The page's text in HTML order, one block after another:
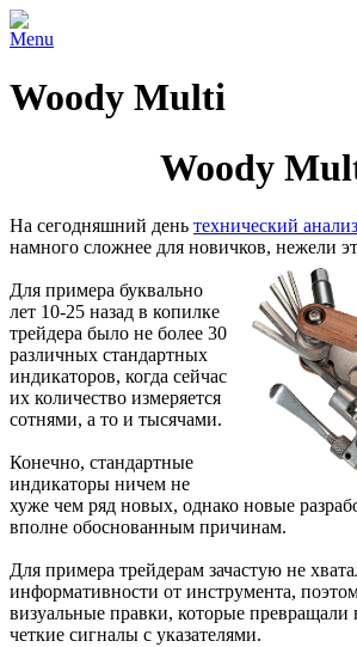
Menu
Woody Multi
Woody
На сегодняшний день технический анализ
намного сложнее для новичков, нежели
Для примера буквально
лет 10-25 назад в копилке
трейдера было не более 30
различных стандартных
индикаторов, когда сейчас
их количество измеряется
сотнями, а то и тысячами.
Конечно, стандартные
индикаторы ничем не
хуже чем ряд новых, однако новые
вполне обоснованным причинам.
Для примера трейдерам зачастую не
информативности от инструмента,
визуальные правки, которые
четкие сигналы с указателями.